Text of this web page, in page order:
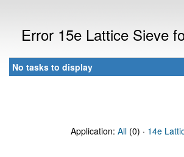
Error 15e Lattice Sieve
No tasks to display
Application: All (0) · 14e